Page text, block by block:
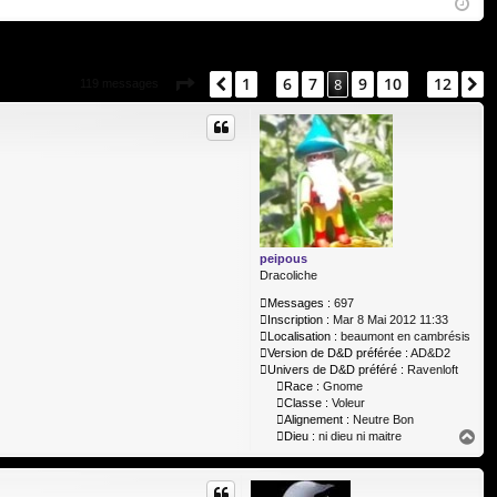
on
cri
on
Page 8sur 12
Précédent
1 6 7 8 9 10 12
peipous
Dracoliche
Messages : 697
Inscription : Mar 8 Mai 2012 11:33
Localisation : beaumont en cambrésis
Version de D&D préférée : AD&D2
Univers de D&D préféré : Ravenloft
Race : Gnome
Classe : Voleur
Alignement : Neutre Bon
Dieu : ni dieu ni maitre
a
u